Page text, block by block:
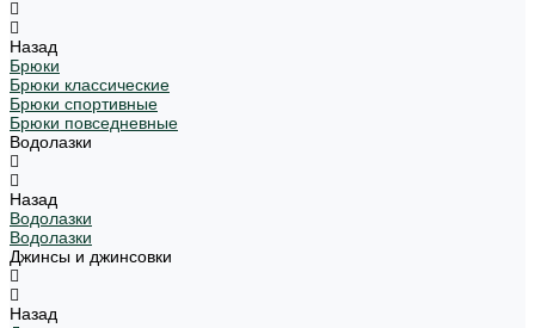
Назад
Брюки
Брюки классические
Брюки спортивные
Брюки повседневные
Водолазки
Назад
Водолазки
Водолазки
Джинсы и джинсовки
Назад